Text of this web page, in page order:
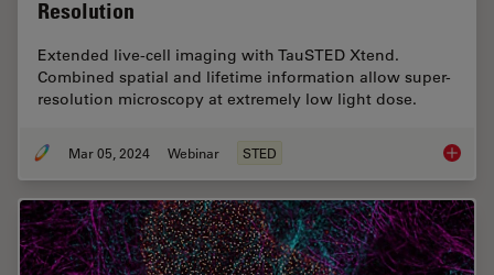
Resolution
Extended live-cell imaging with TauSTED Xtend.
Combined spatial and lifetime information allow super-
resolution microscopy at extremely low light dose.
Mar 05, 2024 Webinar STED